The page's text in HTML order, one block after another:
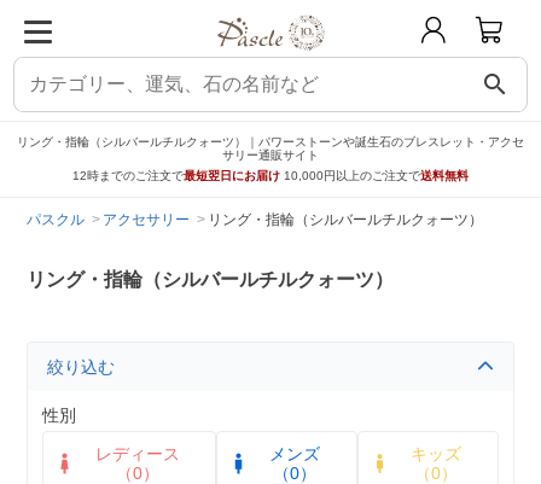
search
リング・指輪（シルバールチルクォーツ）｜パワーストーンや誕生石のブレスレット・アクセ
サリー通販サイト
12時までのご注文で最短翌日にお届け 10,000円以上のご注文で送料無料
パスクル アクセサリー リング・指輪（シルバールチルクォーツ）
リング・指輪（シルバールチルクォーツ）
絞り込む
性別
レディース
（0）
メンズ
（0）
キッズ
（0）